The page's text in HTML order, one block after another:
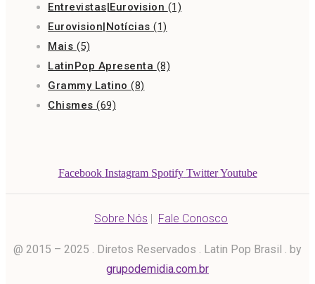
Entrevistas|Eurovision (1)
Eurovision|Notícias (1)
Mais (5)
LatinPop Apresenta (8)
Grammy Latino (8)
Chismes (69)
Facebook Instagram Spotify Twitter Youtube
Sobre Nós | Fale Conosco
@ 2015 – 2025 . Diretos Reservados . Latin Pop Brasil . by
grupodemidia.com.br